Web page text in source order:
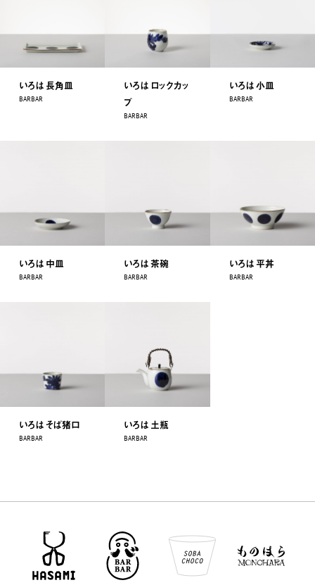
いろは 長角皿
BARBAR
いろは ロックカッ
プ
BARBAR
いろは 小皿
BARBAR
いろは 中皿
BARBAR
いろは 茶碗
BARBAR
いろは 平丼
BARBAR
いろは そば猪口
BARBAR
いろは 土瓶
BARBAR